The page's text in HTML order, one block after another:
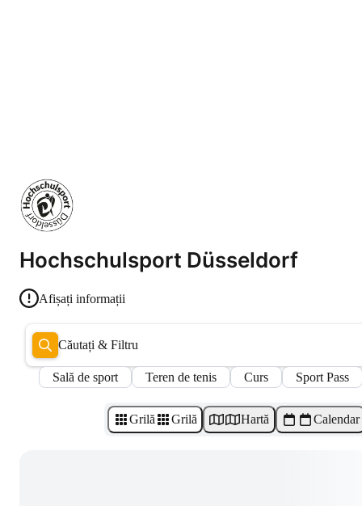
Hochschulsport Düsseldorf
Afișați informații
Căutați & Filtru
Sală de sport Teren de tenis Curs Sport Pass
Grilă Grilă Hartă Calendar